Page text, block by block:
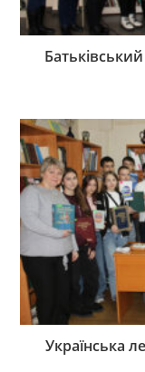
Українська